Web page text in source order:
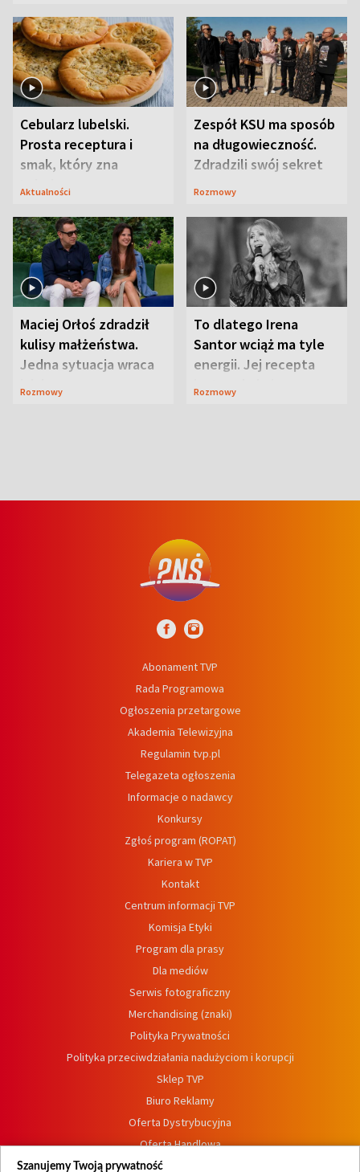
Cebularz lubelski.
Prosta receptura i
smak, który zna
Lubelszczyzna
Aktualności
Zespół KSU ma sposób
na długowieczność.
Zdradzili swój sekret
Rozmowy
Maciej Orłoś zdradził
kulisy małżeństwa.
Jedna sytuacja wraca
jak bumerang
Rozmowy
To dlatego Irena
Santor wciąż ma tyle
energii. Jej recepta
jest zaskakująco
Rozmowy
Abonament TVP
Rada Programowa
Ogłoszenia przetargowe
Akademia Telewizyjna
Regulamin tvp.pl
Telegazeta ogłoszenia
Informacje o nadawcy
Konkursy
Zgłoś program (ROPAT)
Kariera w TVP
Kontakt
Centrum informacji TVP
Komisja Etyki
Program dla prasy
Dla mediów
Serwis fotograficzny
Merchandising (znaki)
Polityka Prywatności
Polityka przeciwdziałania nadużyciom i korupcji
Sklep TVP
Biuro Reklamy
Oferta Dystrybucyjna
Oferta Handlowa
Dostępność
Szanujemy Twoją prywatność